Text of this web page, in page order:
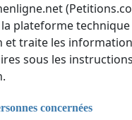
plateforme
et traite les
sous les
concernées